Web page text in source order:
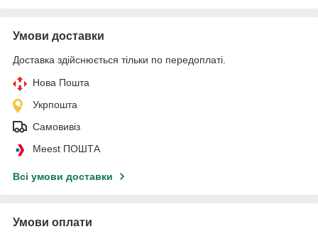
Умови доставки
Доставка здійснюється тільки по передоплаті.
Нова Пошта
Укрпошта
Самовивіз
Meest ПОШТА
Всі умови доставки
Умови оплати